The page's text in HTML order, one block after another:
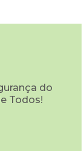
do
Todos!